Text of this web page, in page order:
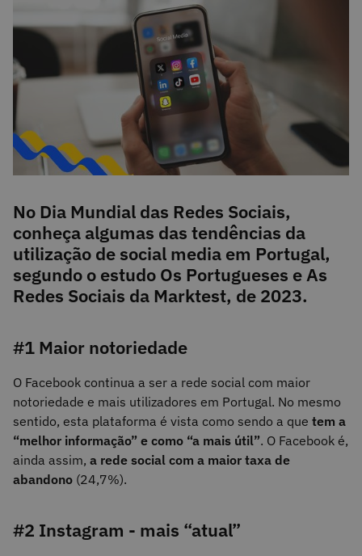
No Dia Mundial das Redes Sociais,
conheça algumas das tendências da
utilização de social media em Portugal,
segundo o estudo Os Portugueses e As
Redes Sociais da Marktest, de 2023.
#1 Maior notoriedade
O Facebook continua a ser a rede social com maior
notoriedade e mais utilizadores em Portugal. No mesmo
sentido, esta plataforma é vista como sendo a que tem a
“melhor informação” e como “a mais útil”. O Facebook é,
ainda assim, a rede social com a maior taxa de
abandono (24,7%).
#2 Instagram - mais “atual”